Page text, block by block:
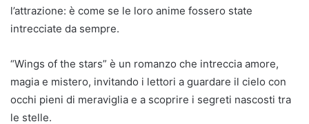
l’attrazione: è come se le loro anime fossero state
intrecciate da sempre.
“Wings of the stars” è un romanzo che intreccia amore,
magia e mistero, invitando i lettori a guardare il cielo con
occhi pieni di meraviglia e a scoprire i segreti nascosti tra
le stelle.